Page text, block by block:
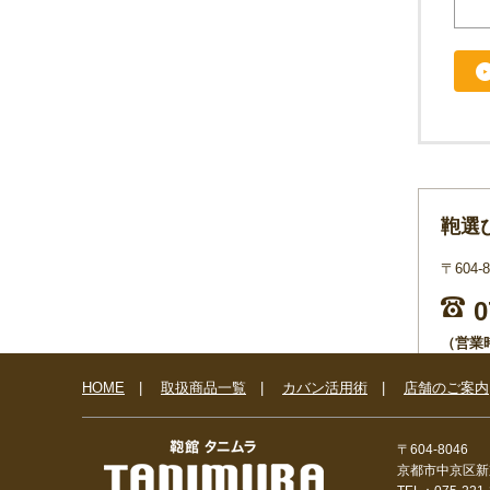
鞄選
〒604-
（営
HOME 取扱商品一覧 カバン活用術 店舗のご案内
〒604-8046
京都市中京区